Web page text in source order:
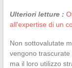
Ulteriori letture :
all'expertise di un
Non sottovalutate
vengono trascurate
ma il loro utilizzo